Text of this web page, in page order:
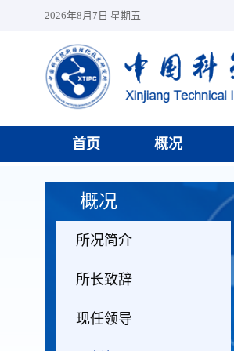
2026年8月7日 星期五
首页 概况
概况
所况简介
所长致辞
现任领导